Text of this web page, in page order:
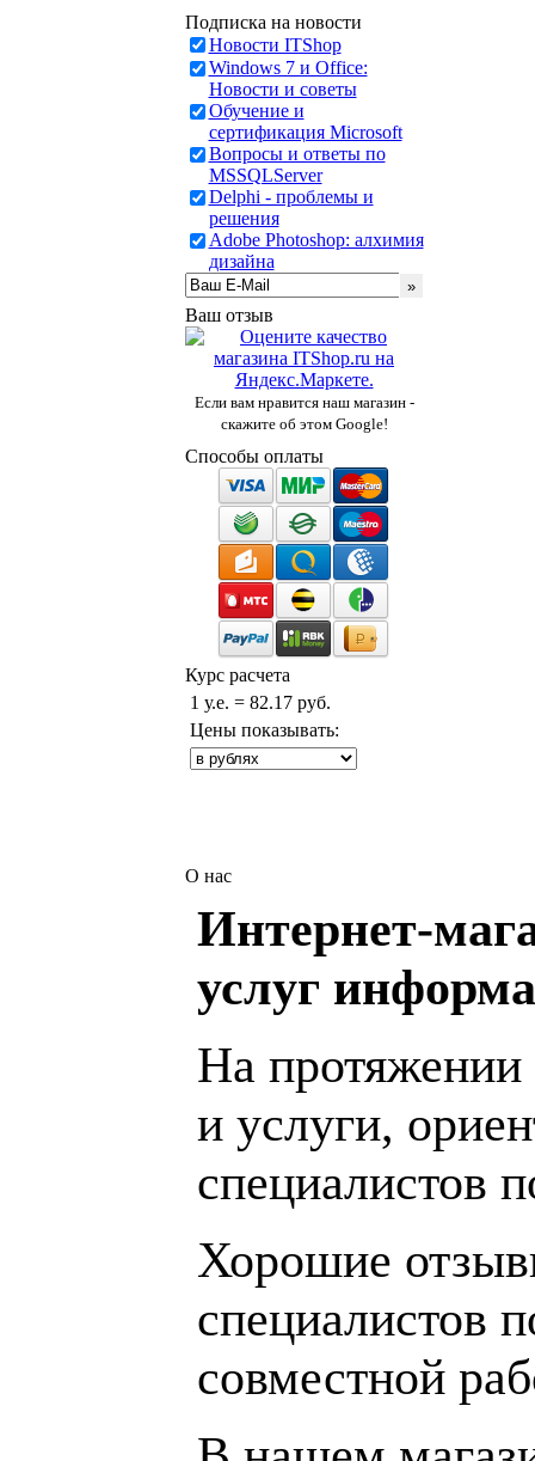
Подписка на новости
Новости ITShop
Windows 7 и Office:
Новости и советы
Обучение и
сертификация Microsoft
Вопросы и ответы по
MSSQLServer
Delphi - проблемы и
решения
Adobe Photoshop: алхимия
дизайна
Ваш отзыв
Если вам нравится наш магазин -
скажите об этом Google!
Способы оплаты
Курс расчета
1 у.е. = 82.17 руб.
Цены показывать:
О нас
Интернет-
услуг
На протяжении
и услуги,
специалистов
Хорошие
специалистов
совместной